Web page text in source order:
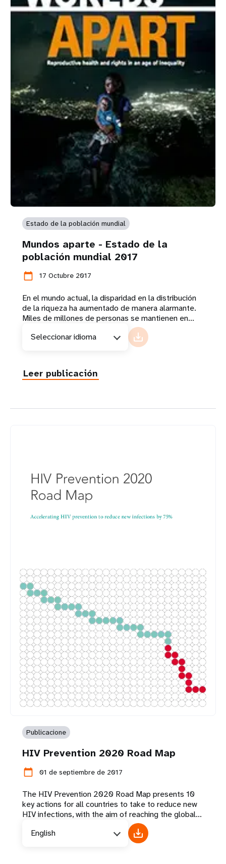
Estado de la población mundial
Mundos aparte - Estado de la
población mundial 2017
calendar_today 17 Octubre 2017
En el mundo actual, la disparidad en la distribución
de la riqueza ha aumentado de manera alarmante.
Miles de millones de personas se mantienen en...
Seleccionar idioma
Leer publicación
Publicacione
HIV Prevention 2020 Road Map
calendar_today 01 de septiembre de 2017
The HIV Prevention 2020 Road Map presents 10
key actions for all countries to take to reduce new
HIV infections, with the aim of reaching the global...
English